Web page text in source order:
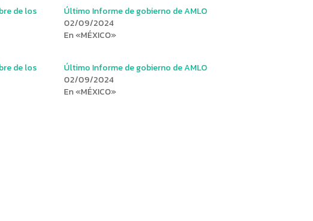
de los
Último Informe de gobierno de AMLO
02/09/2024
En «MÉXICO»
de los
Último Informe de gobierno de AMLO
02/09/2024
En «MÉXICO»